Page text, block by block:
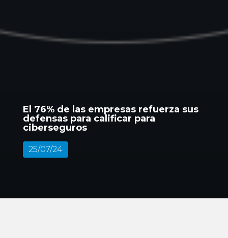
El 76% de las empresas refuerza sus
defensas para calificar para
ciberseguros
25/07/24